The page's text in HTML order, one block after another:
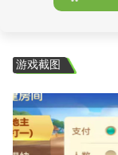
游戏截图